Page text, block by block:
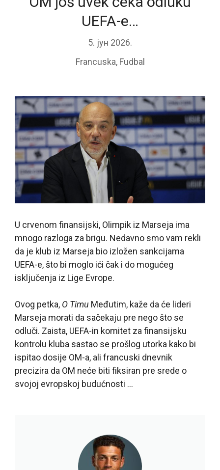
UEFA-e…
5. јун 2026.
Francuska, Fudbal
U crvenom finansijski, Olimpik iz Marseja ima
mnogo razloga za brigu. Nedavno smo vam rekli
da je klub iz Marseja bio izložen sankcijama
UEFA-e, što bi moglo ići čak i do mogućeg
isključenja iz Lige Evrope.
Ovog petka, O Timu Međutim, kaže da će lideri
Marseja morati da sačekaju pre nego što se
odluči. Zaista, UEFA-in komitet za finansijsku
kontrolu kluba sastao se prošlog utorka kako bi
ispitao dosije OM-a, ali francuski dnevnik
precizira da OM neće biti fiksiran pre srede o
svojoj evropskoj budućnosti …